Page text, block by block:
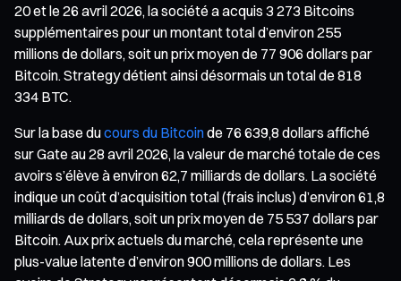
20 et le 26 avril 2026, la société a acquis 3 273 Bitcoins
supplémentaires pour un montant total d’environ 255
millions de dollars, soit un prix moyen de 77 906 dollars par
Bitcoin. Strategy détient ainsi désormais un total de 818
334 BTC.
Sur la base ducours du Bitcoinde 76 639,8 dollars affiché
sur Gate au 28 avril 2026, la valeur de marché totale de ces
avoirs s’élève à environ 62,7 milliards de dollars. La société
indique un coût d’acquisition total (frais inclus) d’environ 61,8
milliards de dollars, soit un prix moyen de 75 537 dollars par
Bitcoin. Aux prix actuels du marché, cela représente une
plus-value latente d’environ 900 millions de dollars. Les